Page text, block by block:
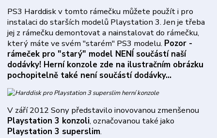
PS3 Harddisk v tomto rámečku můžete použít i pro
instalaci do starších modelů Playstation 3. Jen je třeba
jej z rámečku demontovat a nainstalovat do rámečku,
který máte ve svém "starém" PS3 modelu. Pozor -
rámeček pro "starý" model NENÍ součástí naší
dodávky! Herní konzole zde na ilustračním obrázku
pochopitelně také není součástí dodávky...
V září 2012 Sony představilo inovovanou zmenšenou
Playstation 3 konzoli, označovanou také jako
Playstation 3 superslim.